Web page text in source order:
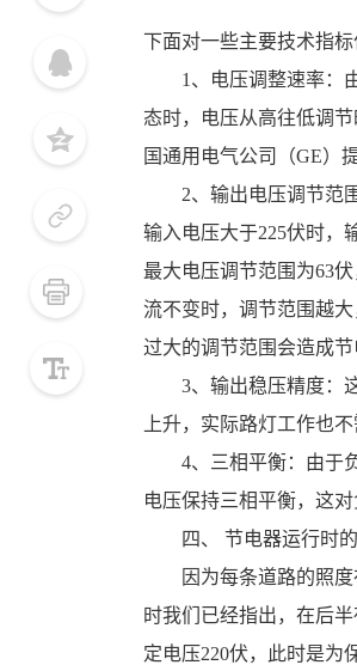
小号
大号
下面对一些主要技术指标
1、电压调整速率：由
态时，电压从高往低调
国通用电气公司（GE）
2、输出电压调节范围
输入电压大于225伏时，
最大电压调节范围为63
流不变时，调节范围越
过大的调节范围会造成节
3、输出稳压精度：这
上升，实际路灯工作也
4、三相平衡：由于负
电压保持三相平衡，这对
四、 节电器运行时的
因为每条道路的照度
时我们已经指出，在后
定电压220伏，此时是为